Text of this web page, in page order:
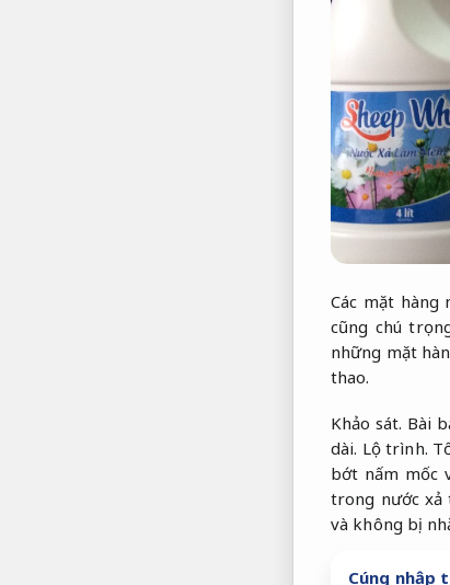
Các mặt
cũng chú
những mặt
thao.
Khảo sát. Bài
dài. Lộ trình.
bớt nấm mốc
trong nước xả
và không bị
Cúng nhập